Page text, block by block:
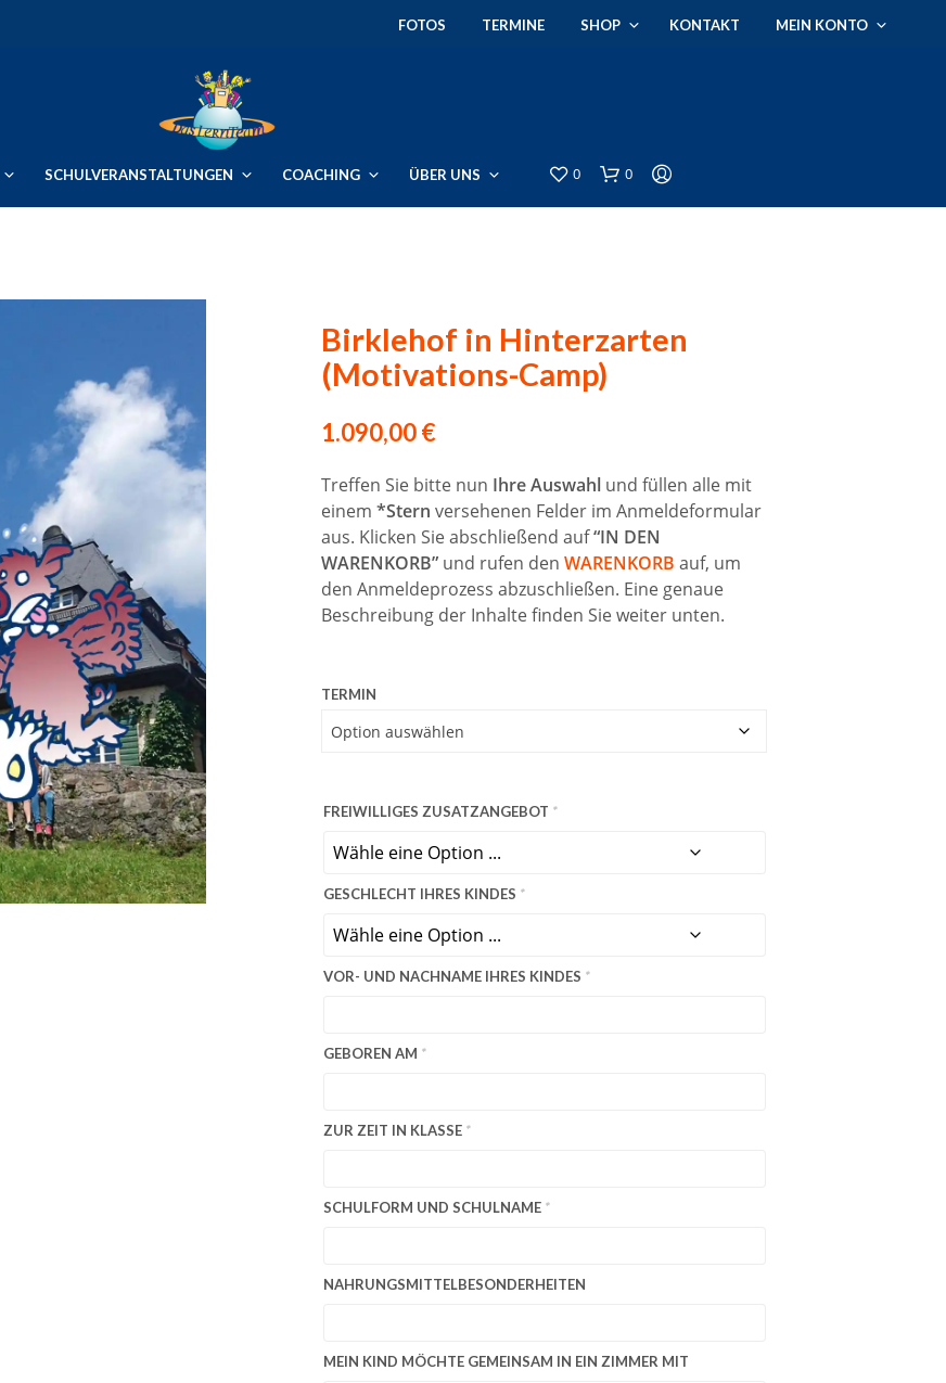
FOTOS TERMINE SHOP KONTAKT MEIN KONTO
SCHULVERANSTALTUNGEN COACHING ÜBER UNS 0 0
B
E
F
I
N
E
N
Birklehof in Hinterzarten
(Motivations-Camp)
1.090,00€
Treffen Sie bitte nun Ihre Auswahl und füllen alle mit
einem*Stern versehenen Felder im Anmeldeformular
aus. Klicken Sie abschließend auf“IN DEN
WARENKORB” und rufen denWARENKORB auf, um
den Anmeldeprozess abzuschließen. Eine genaue
Beschreibung der Inhalte finden Sie weiter unten.
TERMIN
FREIWILLIGES ZUSATZANGEBOT *
GESCHLECHT IHRES KINDES *
VOR- UND NACHNAME IHRES KINDES *
GEBOREN AM *
ZUR ZEIT IN KLASSE *
SCHULFORM UND SCHULNAME *
NAHRUNGSMITTELBESONDERHEITEN
MEIN KIND MÖCHTE GEMEINSAM IN EIN ZIMMER MIT